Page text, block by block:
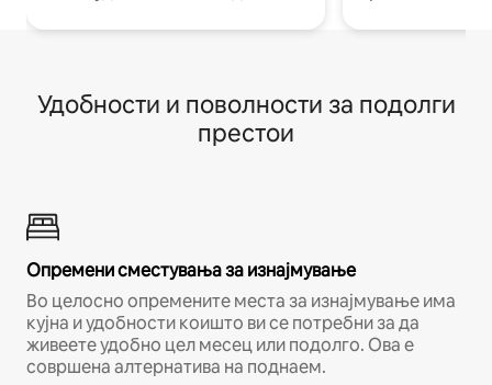
Удобности и поволности за подолги
престои
Опремени сместувања за изнајмување
Во целосно опремените места за изнајмување има
кујна и удобности коишто ви се потребни за да
живеете удобно цел месец или подолго. Ова е
совршена алтернатива на поднаем.